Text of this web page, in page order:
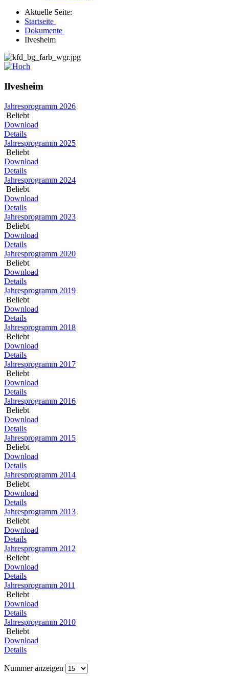
Aktuelle Seite:
Startseite
Dokumente
Ilvesheim
Ilvesheim
Jahresprogramm 2026
Beliebt
Download
Details
Jahresprogramm 2025
Beliebt
Download
Details
Jahresprogramm 2024
Beliebt
Download
Details
Jahresprogramm 2023
Beliebt
Download
Details
Jahresprogramm 2020
Beliebt
Download
Details
Jahresprogramm 2019
Beliebt
Download
Details
Jahresprogramm 2018
Beliebt
Download
Details
Jahresprogramm 2017
Beliebt
Download
Details
Jahresprogramm 2016
Beliebt
Download
Details
Jahresprogramm 2015
Beliebt
Download
Details
Jahresprogramm 2014
Beliebt
Download
Details
Jahresprogramm 2013
Beliebt
Download
Details
Jahresprogramm 2012
Beliebt
Download
Details
Jahresprogramm 2011
Beliebt
Download
Details
Jahresprogramm 2010
Beliebt
Download
Details
Nummer anzeigen